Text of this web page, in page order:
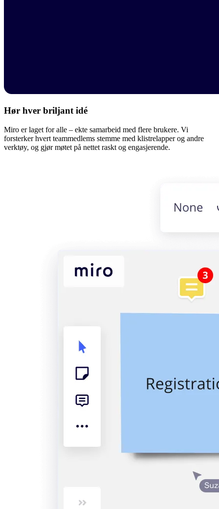
Hør hver briljant idé
Miro er laget for alle – ekte samarbeid med flere brukere. Vi
forsterker hvert teammedlems stemme med klistrelapper og andre
verktøy, og gjør møtet på nettet raskt og engasjerende.